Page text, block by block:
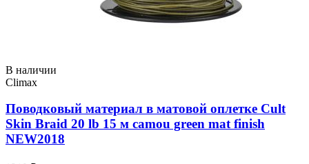
В наличии
Climax
Поводковый материал в матовой оплетке Cult
Skin Braid 20 lb 15 м camou green mat finish
NEW2018